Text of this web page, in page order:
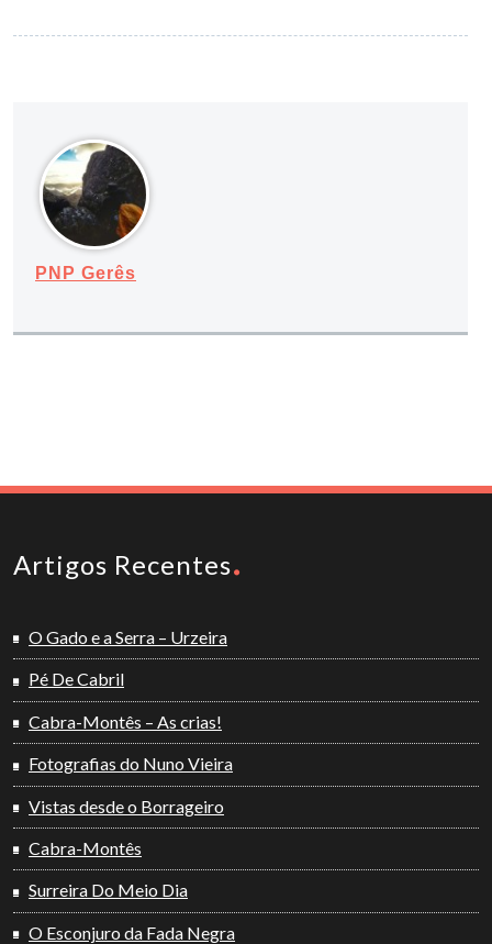
PNP Gerês
Artigos Recentes
O Gado e a Serra – Urzeira
Pé De Cabril
Cabra-Montês – As crias!
Fotografias do Nuno Vieira
Vistas desde o Borrageiro
Cabra-Montês
Surreira Do Meio Dia
O Esconjuro da Fada Negra